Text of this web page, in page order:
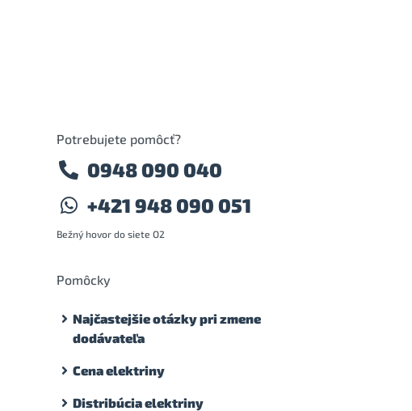
Potrebujete pomôcť?
0948 090 040
+421 948 090 051
Bežný hovor do siete O2
Pomôcky
Najčastejšie otázky pri zmene
dodávateľa
Cena elektriny
Distribúcia elektriny